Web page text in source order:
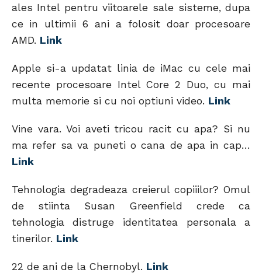
ales Intel pentru viitoarele sale sisteme, dupa
ce in ultimii 6 ani a folosit doar procesoare
AMD. Link
Apple si-a updatat linia de iMac cu cele mai
recente procesoare Intel Core 2 Duo, cu mai
multa memorie si cu noi optiuni video. Link
Vine vara. Voi aveti tricou racit cu apa? Si nu
ma refer sa va puneti o cana de apa in cap…
Link
Tehnologia degradeaza creierul copiiilor? Omul
de stiinta Susan Greenfield crede ca
tehnologia distruge identitatea personala a
tinerilor. Link
22 de ani de la Chernobyl. Link